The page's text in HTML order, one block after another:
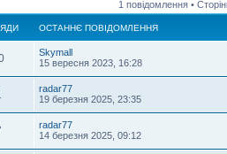
1 повідомлення •
ОСТАННЄ ПОВІДОМЛЕННЯ
Skymall
15 вересня 2023, 16:28
radar77
19 березня 2025, 23:35
radar77
14 березня 2025, 09:12